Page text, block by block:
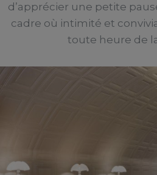
d’apprécier une petite
cadre où intimité et
toute heure de